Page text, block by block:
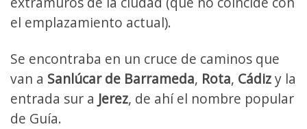
el emplazamiento actual).
Se encontraba en un cruce de caminos que
van a Sanlúcar de Barrameda, Rota, Cádizy la
entrada sur a Jerez, de ahí el nombre popular
de Guía.